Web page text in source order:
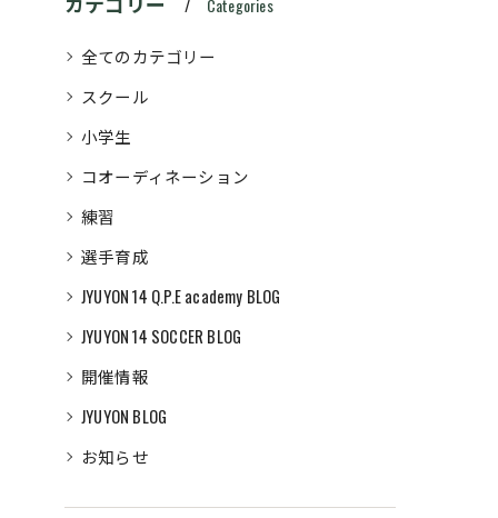
Categories
全てのカテゴリー
スクール
小学生
コオーディネーション
練習
選手育成
JYUYON 14 Q.P.E academy BLOG
JYUYON 14 SOCCER BLOG
開催情報
JYUYON BLOG
お知らせ